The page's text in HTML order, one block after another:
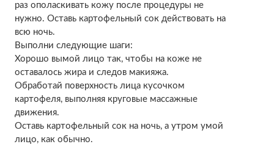
раз ополаскивать кожу после процедуры не
нужно. Оставь картофельный сок действовать на
всю ночь.
Выполни следующие шаги:
Хорошо вымой лицо так, чтобы на коже не
оставалось жира и следов макияжа.
Обработай поверхность лица кусочком
картофеля, выполняя круговые массажные
движения.
Оставь картофельный сок на ночь, а утром умой
лицо, как обычно.